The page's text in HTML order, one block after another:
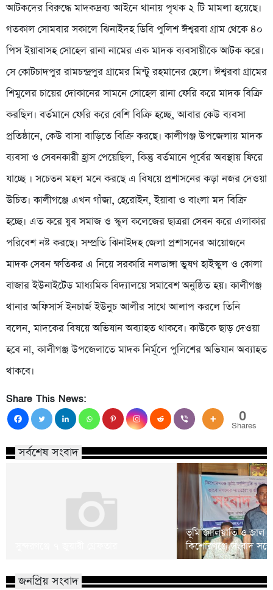
আটকদের বিরুদ্ধে মাদকদ্রব্য আইনে থানায় পৃথক ২ টি মামলা হয়েছে।
গতকাল সোমবার সকালে ঝিনাইদহ ডিবি পুলিশ ঈশ্বরবা গ্রাম থেকে ৪০
পিস ইয়াবাসহ সোহেল রানা নামের এক মাদক ব্যবসায়ীকে আটক করে।
সে কোটচাদপুর রামচন্দ্রপুর গ্রামের মিন্টু রহমানের ছেলে। ঈশ্বরবা গ্রামের
শিমুলের চায়ের দোকানের সামনে সোহেল রানা ফেরি করে মাদক বিক্রি
করছিল। বর্তমানে ফেরি করে বেশি বিক্রি হচ্ছে, আবার কেউ ব্যবসা
প্রতিষ্ঠানে, কেউ বাসা বাড়িতে বিক্রি করছে। কালীগঞ্জ উপজেলায় মাদক
ব্যবসা ও সেবনকারী হ্রাস পেয়েছিল, কিন্তু বর্তমানে পূর্বের অবস্থায় ফিরে
যাচ্ছে । সচেতন মহল মনে করছে এ বিষয়ে প্রশাসনের কড়া নজর দেওয়া
উচিত। কালীগঞ্জে এখন গাঁজা, হেরোইন, ইয়াবা ও বাংলা মদ বিক্রি
হচ্ছে। এত করে যুব সমাজ ও স্কুল কলেজের ছাত্ররা সেবন করে এলাকার
পরিবেশ নষ্ট করছে। সম্প্রতি ঝিনাইদহ জেলা প্রশাসনের আয়োজনে
মাদক সেবন ক্ষতিকর এ নিয়ে সরকারি নলডাঙ্গা ভুষণ হাইস্কুল ও কোলা
বাজার ইউনাইটেড মাধ্যমিক বিদ্যালয়ে সমাবেশ অনুষ্ঠিত হয়। কালীগঞ্জ
থানার অফিসার্স ইনচার্জ ইউনুচ আলীর সাথে আলাপ করলে তিনি
বলেন, মাদকের বিষয়ে অভিযান অব্যাহত থাকবে। কাউকে ছাড় দেওয়া
হবে না, কালীগঞ্জ উপজেলাতে মাদক নির্মূলে পুলিশের অভিযান অব্যাহত
থাকবে।
Share This News:
0
Shares
সর্বশেষ সংবাদ
ভূমি জালিয়াতি ও জাল
কিশোরগঞ্জে সংবাদ
জনপ্রিয় সংবাদ